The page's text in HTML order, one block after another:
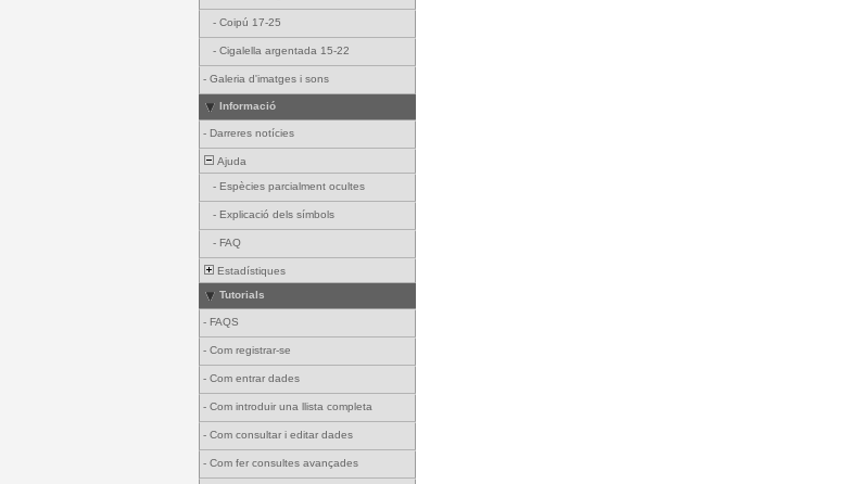
- Coipú 17-25
- Cigalella argentada 15-22
- Galeria d'imatges i sons
Informació
- Darreres notícies
Ajuda
- Espècies parcialment ocultes
- Explicació dels símbols
- FAQ
Estadístiques
Tutorials
- FAQS
- Com registrar-se
- Com entrar dades
- Com introduir una llista completa
- Com consultar i editar dades
- Com fer consultes avançades